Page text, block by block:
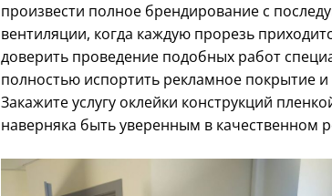
произвести полное брендирование с
вентиляции, когда каждую прорезь
доверить проведение подобных работ
полностью испортить рекламное покрытие
Закажите услугу оклейки конструкций
наверняка быть уверенным в качественном